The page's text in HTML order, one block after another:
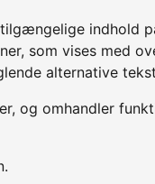
indhold
som vises med
alternative
og omhandler